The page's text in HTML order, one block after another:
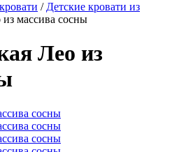
/ Детские кровати из
из массива сосны
Лео из